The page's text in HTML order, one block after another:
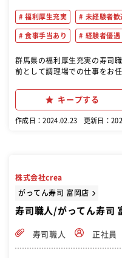
福利厚生充実 未経験者歓
食事手当あり 経験者優遇
群馬県の福利厚生充実の寿司職
前として調理場での仕事をお
の「寿司職人」のポジション
ころからお任せします。経験
場を担当できるようステップ
キープする
作成日：2024.02.23 更新日：
株式会社crea
がってん寿司 富岡店
寿司職人/がってん寿司
寿司職人 正社員